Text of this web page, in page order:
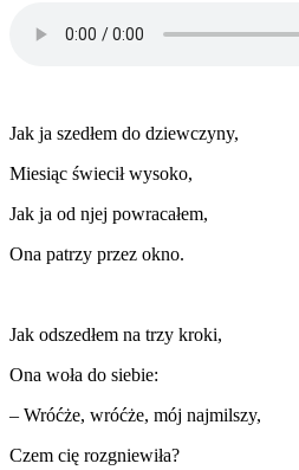
Jak ja szedłem do dziewczyny,
Miesiąc świecił wysoko,
Jak ja od njej powracałem,
Ona patrzy przez okno.
Jak odszedłem na trzy kroki,
Ona woła do siebie:
– Wróćże, wróćże, mój najmilszy,
Czem cię rozgniewiła?